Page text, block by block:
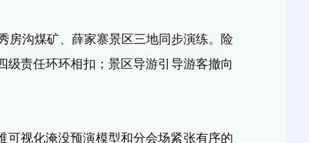
房沟煤矿、薛家寨景区三地同步演练。险
级责任环环相扣；景区导游引导游客撤向
可视化淹没预演模型和分会场紧张有序的